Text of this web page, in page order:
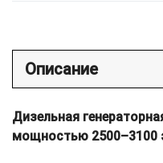
Описание
Дизельная
мощностью 2500–3100